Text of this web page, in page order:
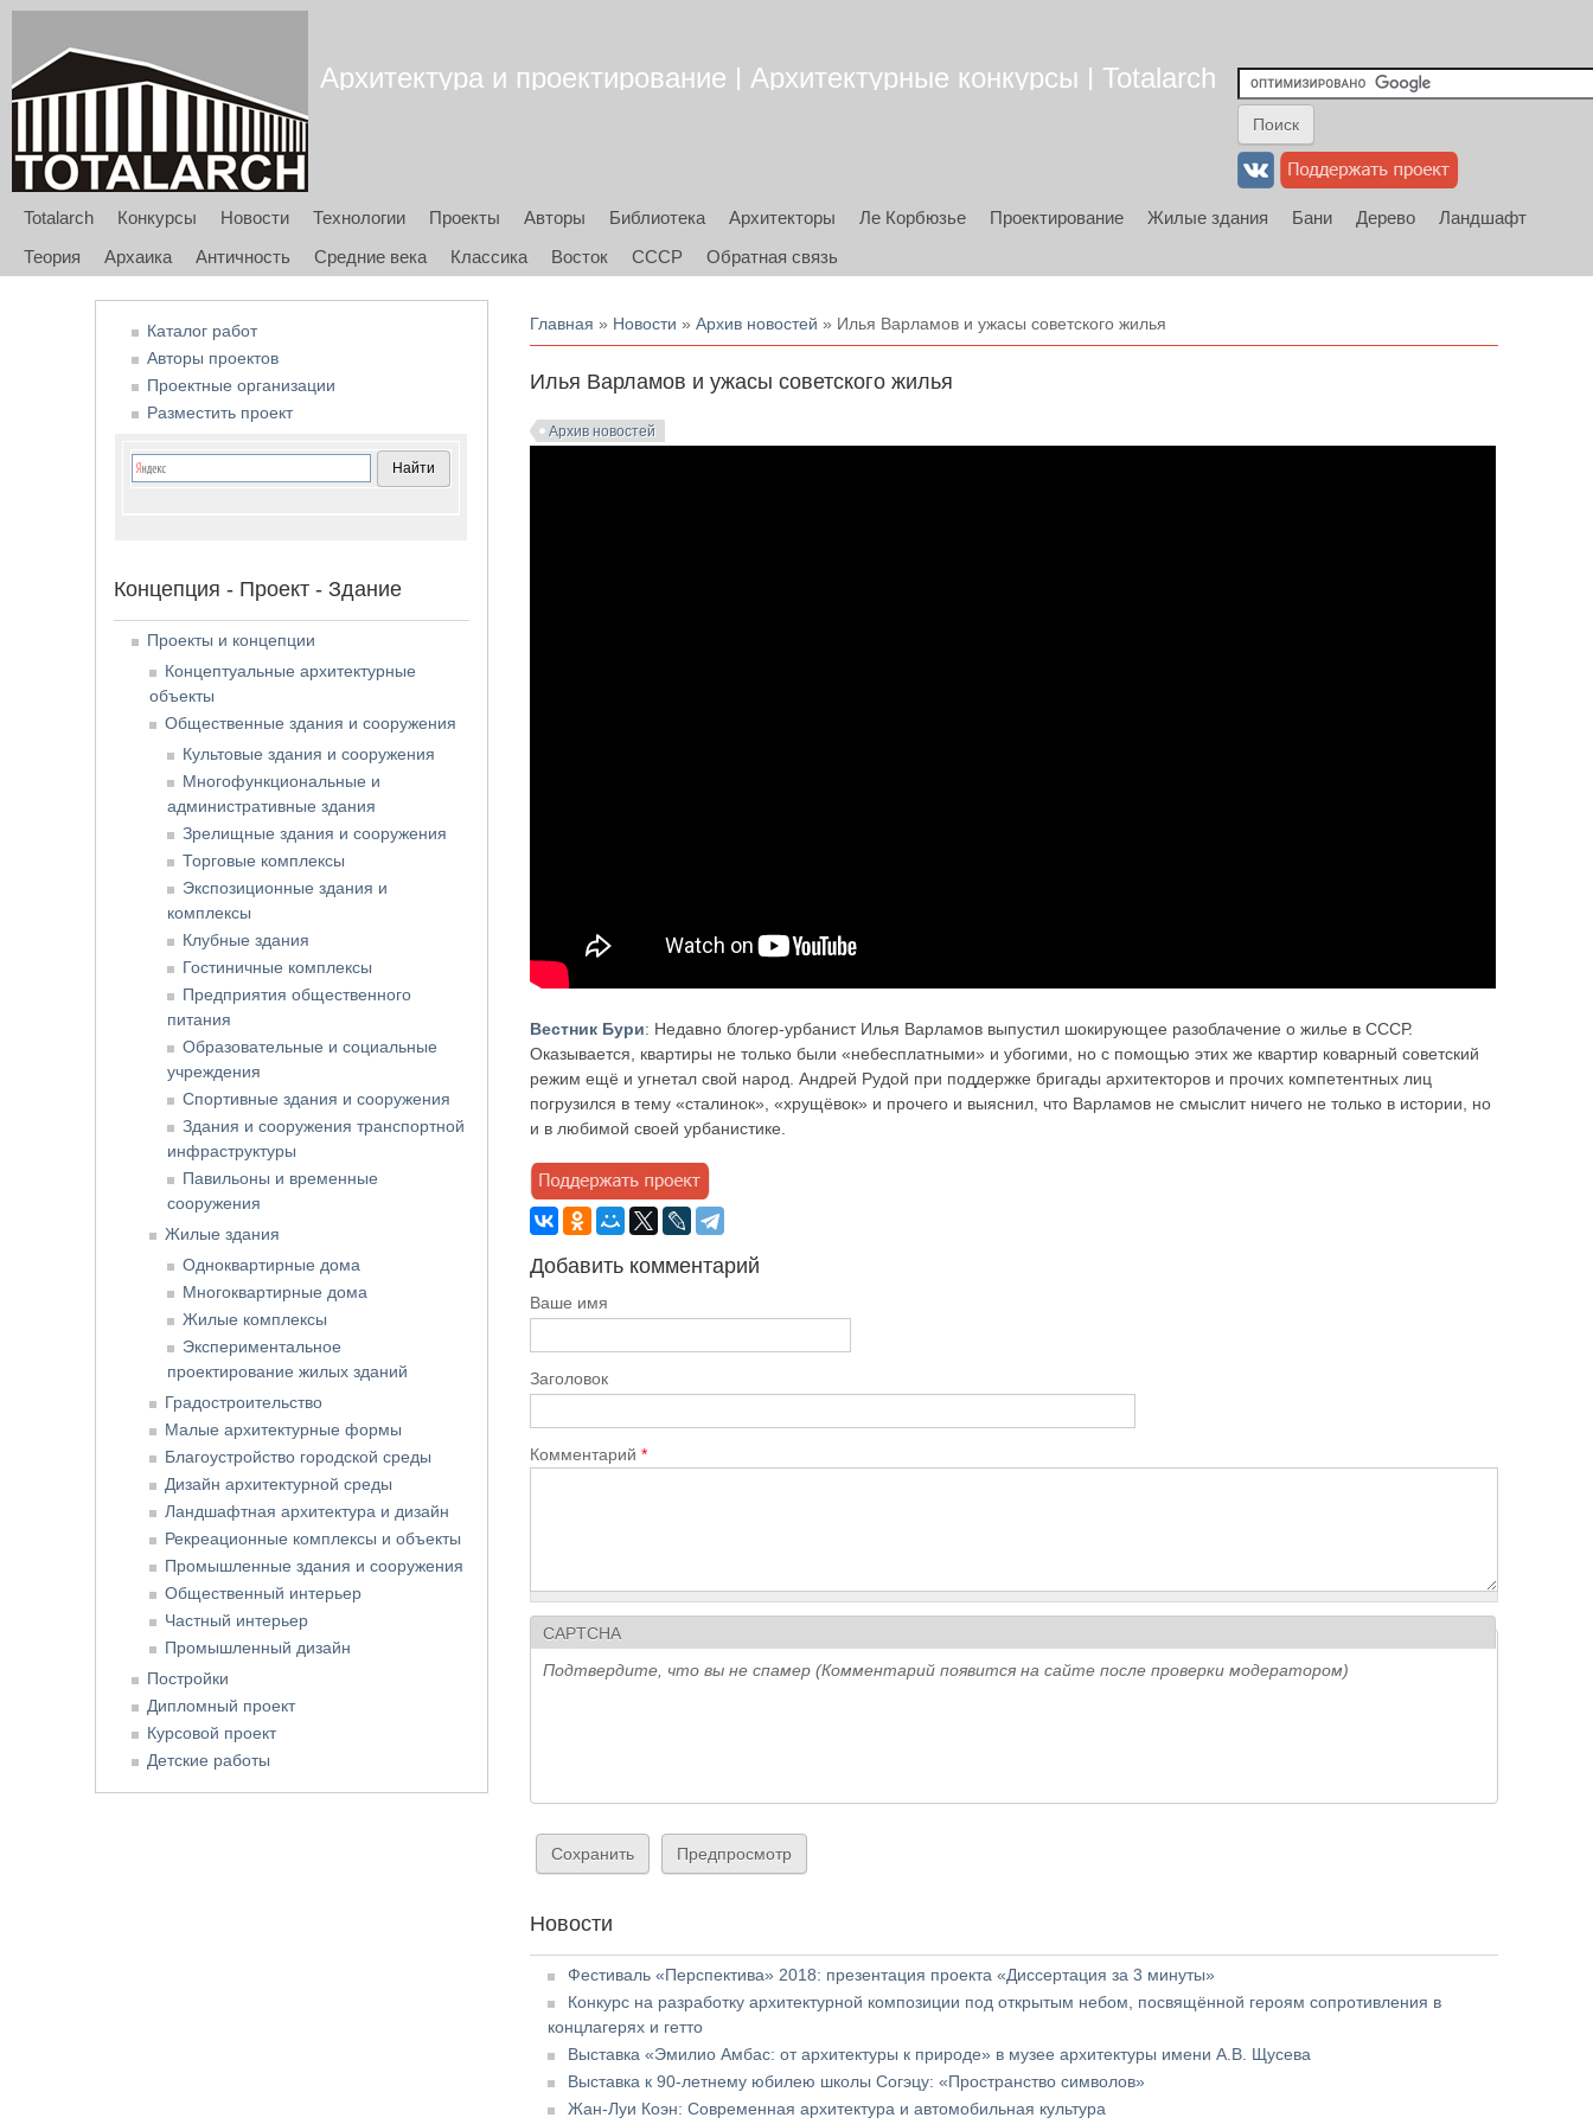
Архитектура и проектирование | Архитектурные конкурсы | Totalarch
Totalarch Конкурсы Новости Технологии Проекты Авторы Библиотека Архитекторы Ле Корбюзье Проектирование Жилые здания Бани Дерево
Ландшафт
Теория
Архаика Античность Средние века Классика Восток СССР Обратная связь
Вы здесь
Главная » Новости »Архив новостей » Илья Варламов и ужасы советского жилья
Илья Варламов и ужасы советского жилья
Архив новостей
Вестник Бури: Недавно блогер-урбанист Илья Варламов выпустил шокирующее разоблачение о жилье в СССР.
Оказывается, квартиры не только были «небесплатными» и убогими, но с помощью этих же квартир коварный советский
режим ещё и угнетал свой народ. Андрей Рудой при поддержке бригады архитекторов и прочих компетентных лиц
погрузился в тему «сталинок», «хрущёвок» и прочего и выяснил, что Варламов не смыслит ничего не только в истории, но
и в любимой своей урбанистике.
Добавить комментарий
Ваше имя
Заголовок
Комментарий*
CAPTCHA
Подтвердите, что вы не спамер (Комментарий появится на сайте после проверки модератором)
Новости
Фестиваль «Перспектива» 2018: презентация проекта «Диссертация за 3 минуты»
Конкурс на разработку архитектурной композиции под открытым небом, посвящённой героям сопротивления в
концлагерях и гетто
Выставка «Эмилио Амбас: от архитектуры к природе» в музее архитектуры имени А.В. Щусева
Выставка к 90-летнему юбилею школы Согэцу: «Пространство символов»
Жан-Луи Коэн: Современная архитектура и автомобильная культура
Каталог работ
Авторы проектов
Проектные организации
Разместить проект
Концепция - Проект - Здание
Проекты и концепции
Концептуальные архитектурные
объекты
Общественные здания и сооружения
Культовые здания и сооружения
Многофункциональные и
административные здания
Зрелищные здания и сооружения
Торговые комплексы
Экспозиционные здания и
комплексы
Клубные здания
Гостиничные комплексы
Предприятия общественного
питания
Образовательные и социальные
учреждения
Спортивные здания и сооружения
Здания и сооружения транспортной
инфраструктуры
Павильоны и временные
сооружения
Жилые здания
Одноквартирные дома
Многоквартирные дома
Жилые комплексы
Экспериментальное
проектирование жилых зданий
Градостроительство
Малые архитектурные формы
Благоустройство городской среды
Дизайн архитектурной среды
Ландшафтная архитектура и дизайн
Рекреационные комплексы и объекты
Промышленные здания и сооружения
Общественный интерьер
Частный интерьер
Промышленный дизайн
Постройки
Дипломный проект
Курсовой проект
Детские работы